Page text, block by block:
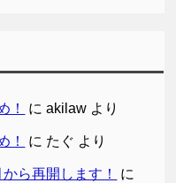
！ にakilaw より
！ に たぐ より
ら再開します！
に